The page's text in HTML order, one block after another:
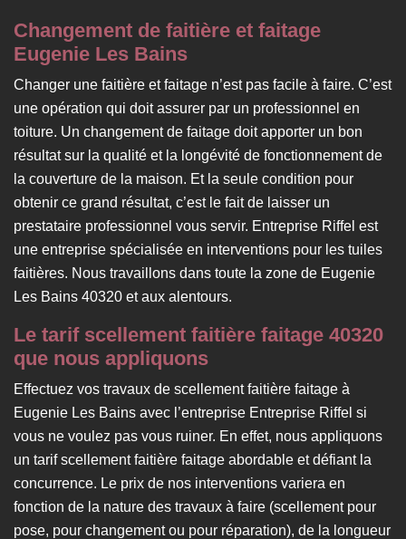
Changement de faitière et faitage
Eugenie Les Bains
Changer une faitière et faitage n’est pas facile à faire. C’est
une opération qui doit assurer par un professionnel en
toiture. Un changement de faitage doit apporter un bon
résultat sur la qualité et la longévité de fonctionnement de
la couverture de la maison. Et la seule condition pour
obtenir ce grand résultat, c’est le fait de laisser un
prestataire professionnel vous servir. Entreprise Riffel est
une entreprise spécialisée en interventions pour les tuiles
faitières. Nous travaillons dans toute la zone de Eugenie
Les Bains 40320 et aux alentours.
Le tarif scellement faitière faitage 40320
que nous appliquons
Effectuez vos travaux de scellement faitière faitage à
Eugenie Les Bains avec l’entreprise Entreprise Riffel si
vous ne voulez pas vous ruiner. En effet, nous appliquons
un tarif scellement faitière faitage abordable et défiant la
concurrence. Le prix de nos interventions variera en
fonction de la nature des travaux à faire (scellement pour
pose, pour changement ou pour réparation), de la longueur